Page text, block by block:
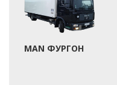
MAN ФУРГОН